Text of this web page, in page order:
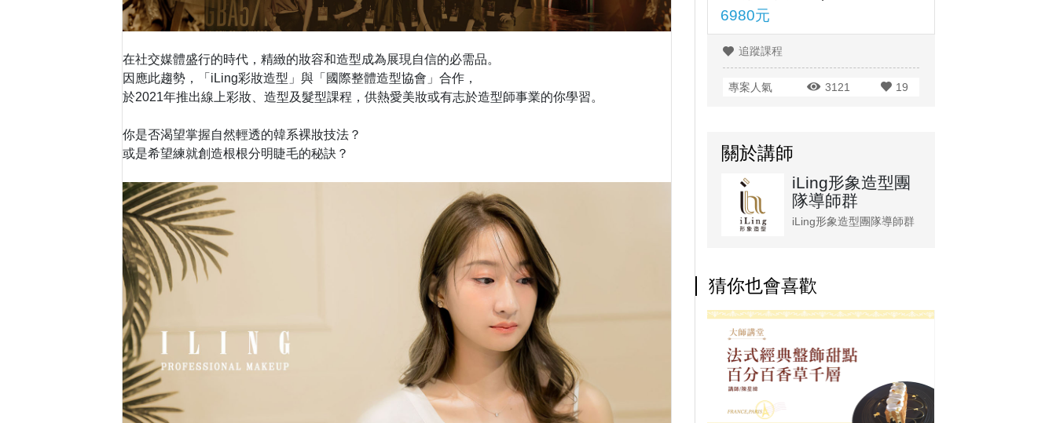
在社交媒體盛行的時代，精緻的妝容和造型成為展現自信的必需品。
因應此趨勢，
「iLing彩妝造型」 與「國際整體造型協會」 合作，
於2021年推出線上彩妝、造型及髮型課程，供熱愛美妝或有志於造型師事業的你學習。
你是否渴望掌握自然輕透的韓系裸妝技法？
或是希望練就創造根根分明睫毛的秘訣？
6980元
追蹤課程
專案人氣 3121 19
關於講師
iLing形象造型團
隊導師群
iLing形象造型團隊導師群
猜你也會喜歡